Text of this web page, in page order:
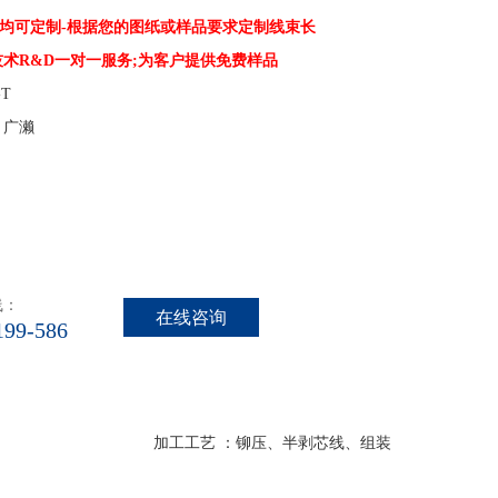
可定制-根据您的图纸或样品要求定制线束长
R&D一对一服务;为客户提供免费样品
T
濑
586
在线咨询
压、半剥芯线、组装